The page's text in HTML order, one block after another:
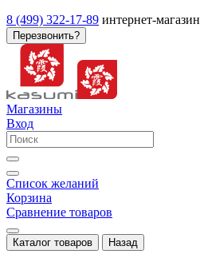
8 (499) 322-17-89 интернет-магазин
Перезвонить?
Магазины
Вход
Список желаний
Корзина
Сравнение товаров
Каталог товаров Назад